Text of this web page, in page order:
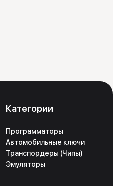
Категории
Программаторы
Автомобильные ключи
Транспордеры (Чипы)
Эмуляторы